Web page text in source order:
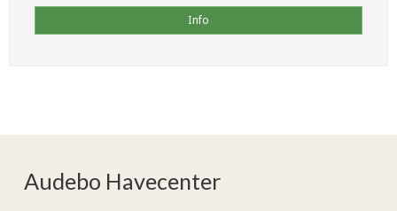
Info
Audebo Havecenter